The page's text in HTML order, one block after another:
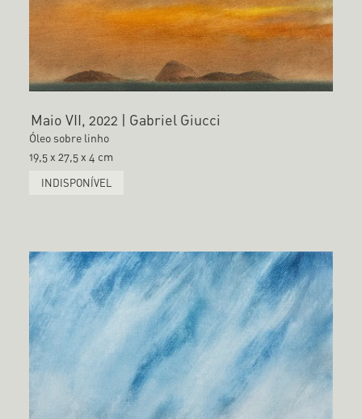
Maio VII, 2022 | Gabriel Giucci
Óleo sobre linho
19,5 x 27,5 x 4 cm
INDISPONÍVEL